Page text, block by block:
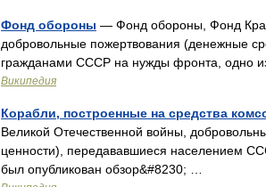
Фонд обороны — Фонд обороны, Фонд
добровольные пожертвования (денежные
гражданами СССР на нужды фронта, одно
Википедия
Корабли, построенные на средства
Великой Отечественной войны,
ценности), передававшиеся населением
был опубликован обзор&#8230; …